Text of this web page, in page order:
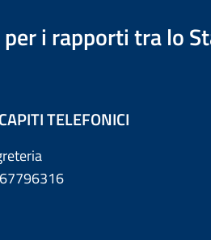
i rapporti tra lo
TELEFONICI